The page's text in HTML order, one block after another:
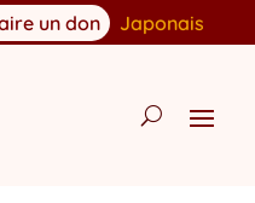
un don Japonais